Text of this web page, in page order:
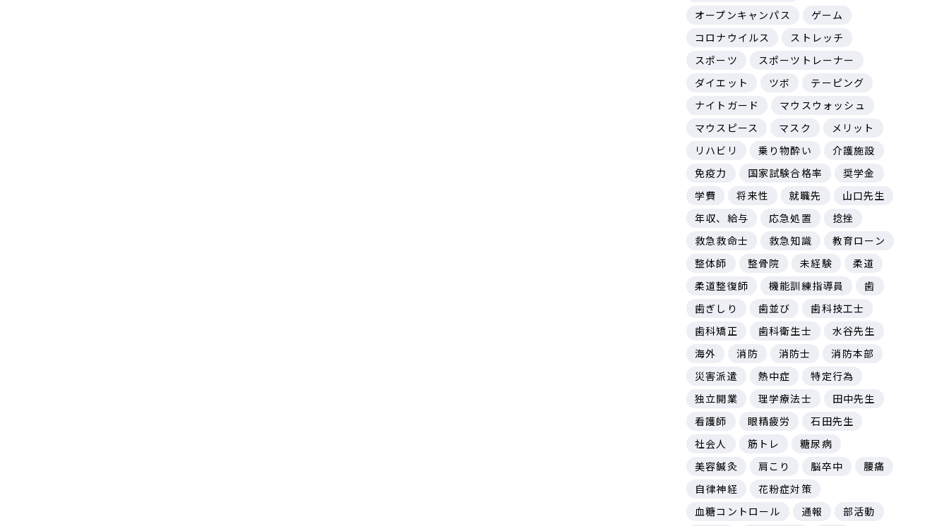
オープンキャンパス
ゲーム
コロナウイルス
ストレッチ
スポーツ
スポーツトレーナー
ダイエット
ツボ
テーピング
ナイトガード
マウスウォッシュ
マウスピース
マスク
メリット
リハビリ
乗り物酔い
介護施設
免疫力
国家試験合格率
奨学金
学費
将来性 就職先
山口先生
年収、給与
応急処置
捻挫
救急救命士
救急知識
教育ローン
整体師
整骨院 未経験
柔道
柔道整復師
機能訓練指導員
歯
歯ぎしり
歯並び
歯科技工士
歯科矯正
歯科衛生士
水谷先生
海外
消防 消防士
消防本部
災害派遣
熱中症
特定行為
独立開業
理学療法士
田中先生
看護師
眼精疲労
石田先生
社会人
筋トレ
糖尿病
美容鍼灸
肩こり 脳卒中
腰痛
自律神経
花粉症対策
血糖コントロール
通報
部活動